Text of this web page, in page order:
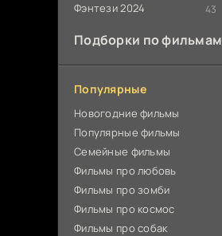
Фэнтези 2024 43
Подборки по фильмам
Популярные
Новогодние фильмы
Популярные фильмы
Cемейные фильмы
Фильмы про любовь
Фильмы про зомби
Фильмы про космос
Фильмы про собак